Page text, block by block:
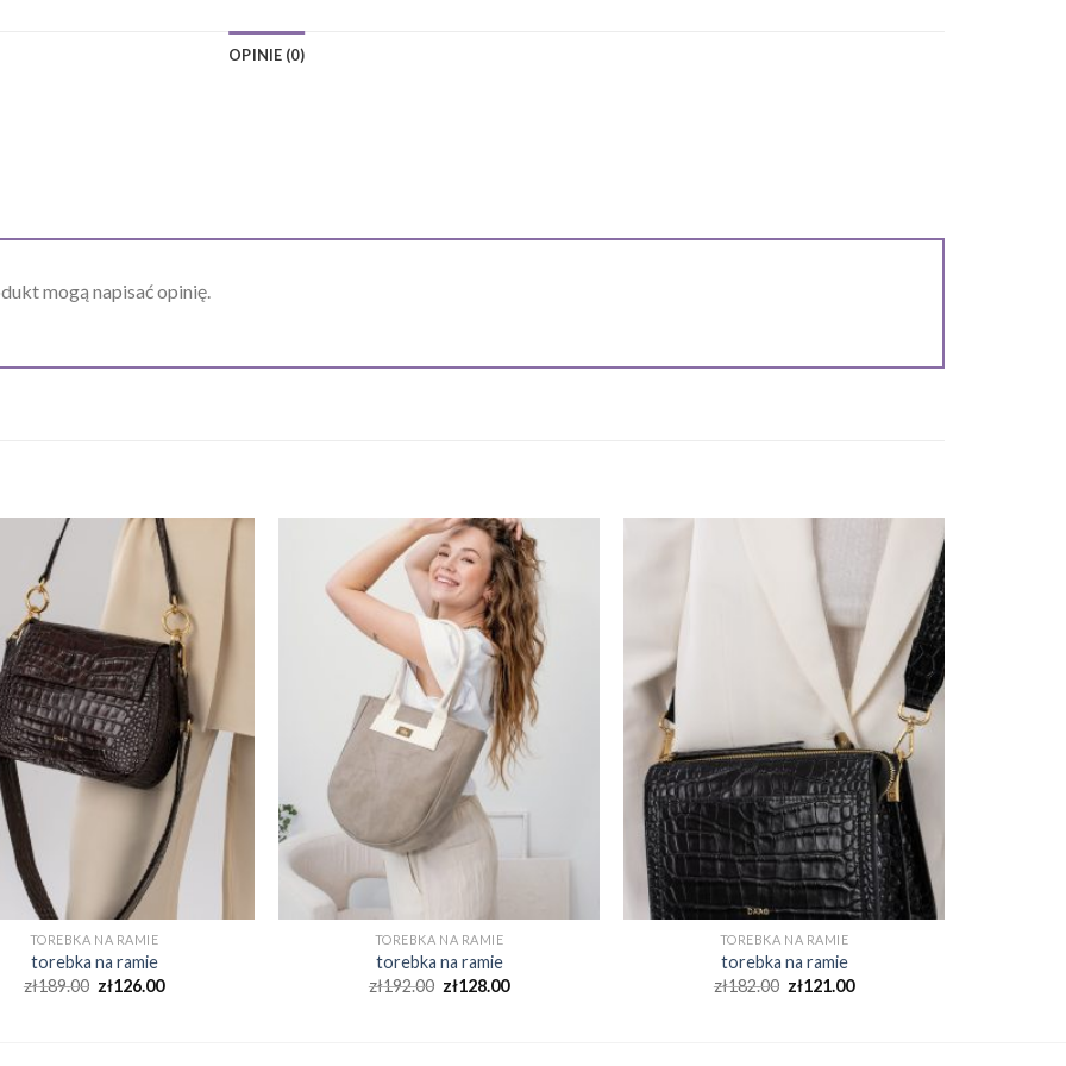
OPINIE (0)
mogą napisać opinię.
TOREBKA NA RAMIE
torebka na ramie
zł189.00 zł126.00
TOREBKA NA RAMIE
torebka na ramie
zł192.00 zł128.00
TOREBKA NA RAMIE
torebka na ramie
zł182.00 zł121.00